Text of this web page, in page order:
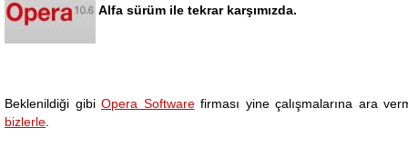
Alfa sürüm ile tekrar karşımızda.
Beklenildiği gibiOpera Softwarefirması yine çalışmalarına ara
bizlerle